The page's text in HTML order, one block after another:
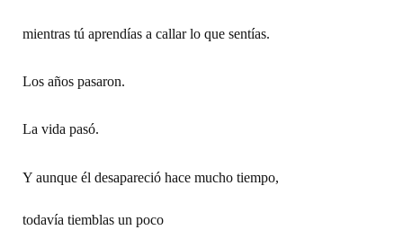
mientras tú aprendías a callar lo que sentías.
Los años pasaron.
La vida pasó.
Y aunque él desapareció hace mucho tiempo,
todavía tiemblas un poco